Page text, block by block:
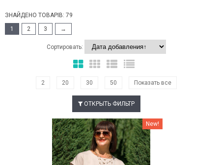
ЗНАЙДЕНО ТОВАРІВ: 79
1
2 3 →
Сортировать:
2 20 30 50 Показать все
ОТКРЫТЬ ФИЛЬТР
Наклейки Варіант з % New!